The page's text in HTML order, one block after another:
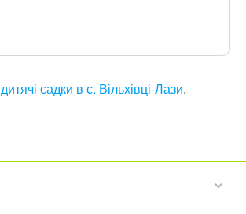
дитячі садки в с. Вільхівці-Лази.